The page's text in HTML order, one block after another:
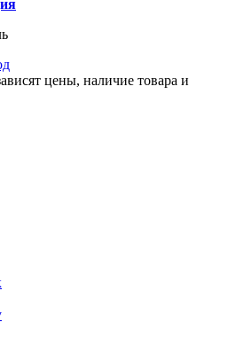
цены, наличие товара и